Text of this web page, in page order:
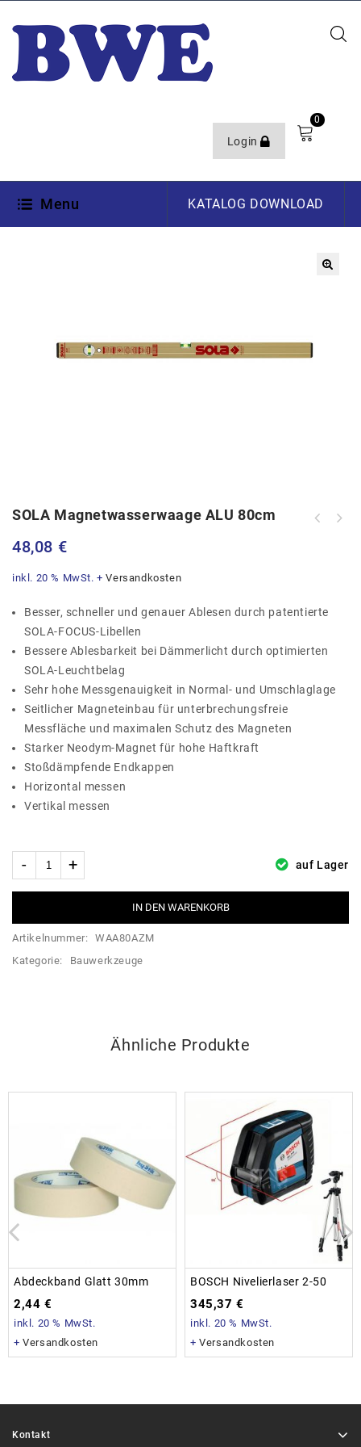
Login
0
Menu KATALOG DOWNLOAD
SOLA Magnetwasserwaage ALU 80cm
48,08 €
inkl. 20 % MwSt. +Versandkosten
Besser, schneller und genauer Ablesen durch patentierte
SOLA-FOCUS-Libellen
Bessere Ablesbarkeit bei Dämmerlicht durch optimierten
SOLA-Leuchtbelag
Sehr hohe Messgenauigkeit in Normal- und Umschlaglage
Seitlicher Magneteinbau für unterbrechungsfreie
Messfläche und maximalen Schutz des Magneten
Starker Neodym-Magnet für hohe Haftkraft
Stoßdämpfende Endkappen
Horizontal messen
Vertikal messen
auf Lager
IN DEN WARENKORB
Artikelnummer: WAA80AZM
Kategorie:
Bauwerkzeuge
Ähnliche Produkte
Abdeckband Glatt 30mm
2,44 €
inkl. 20 % MwSt.
+Versandkosten
BOSCH Nivelierlaser 2-50
345,37€
inkl. 20 % MwSt.
+Versandkosten
Kontakt